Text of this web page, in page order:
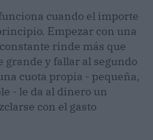
cuando el importe
Empezar con una
rinde más que
y fallar al segundo
cuota propia - pequeña,
- le da al dinero un
con el gasto